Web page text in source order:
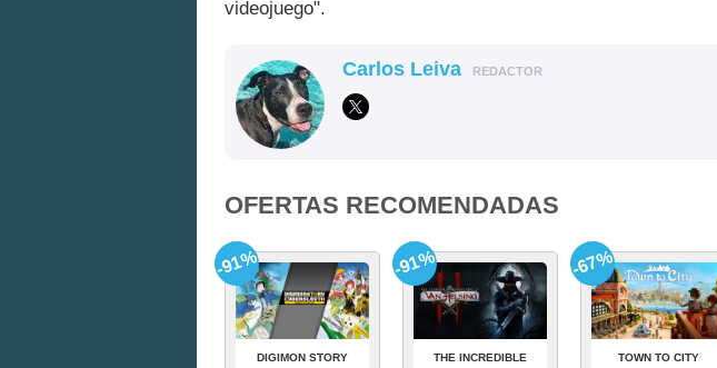
videojuego".
Carlos Leiva REDACTOR
OFERTAS RECOMENDADAS
DIGIMON STORY
-91%
THE INCREDIBLE
-91%
TOWN TO CITY
-67%